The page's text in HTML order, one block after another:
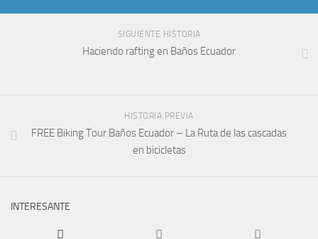
SIGUIENTE HISTORIA
Haciendo rafting en Baños Ecuador
HISTORIA PREVIA
FREE Biking Tour Baños Ecuador – La Ruta de las cascadas
en bicicletas
INTERESANTE